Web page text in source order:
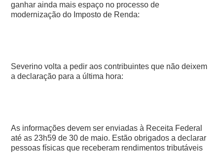
ganhar ainda mais espaço no processo de
modernização do Imposto de Renda:
Severino volta a pedir aos contribuintes que não deixem
a declaração para a última hora:
As informações devem ser enviadas à Receita Federal
até as 23h59 de 30 de maio. Estão obrigados a declarar
pessoas físicas que receberam rendimentos tributáveis